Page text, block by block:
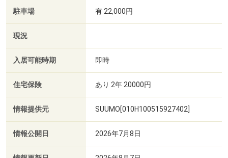
駐車場 有 22,000円
現況
入居可能時期 即時
住宅保険 あり 2年 20000円
情報提供元 SUUMO[010H100515927402]
情報公開日 2026年7月8日